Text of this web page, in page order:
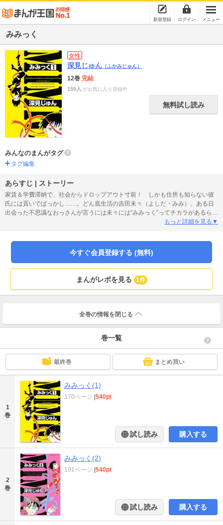
新規登録 ログイン メニュー
みみっく
女性
深見じゅん （ふかみじゅん）
12巻 完結
159人 がお気に入り登録中
無料試し読み
みんなのまんがタグ
タグ編集
あらすじ | ストーリー
家賃＆学費滞納で、社会からドロップアウト寸前！ しかも住所も知らない彼
氏には貢いでばっかし……。どん底生活の吉田未々（よしだ・みみ）、ある日
出会った不思議なおっさんが言うには未々には“みみっく”ってチカラがあるらし
い。それってなんなの!? 食べられんの!? 過酷なこの世界を生きてく術になる
もっと詳細を見る▼
今すぐ会員登録する (無料)
まんがレポを見る 1件
全巻の情報を 閉じる
巻一覧
最終巻 まとめ買い
1
巻
みみっく(1)
170ページ |540pt
試し読み 購入する
2
巻
みみっく(2)
191ページ |540pt
試し読み 購入する